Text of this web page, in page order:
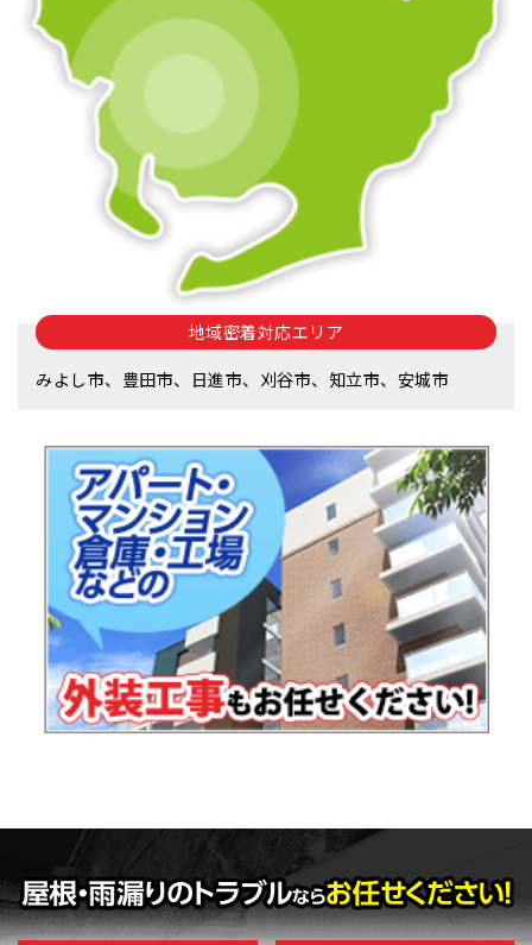
地域密着対応エリア
みよし市、豊田市、日進市、刈谷市、知立市、安城市